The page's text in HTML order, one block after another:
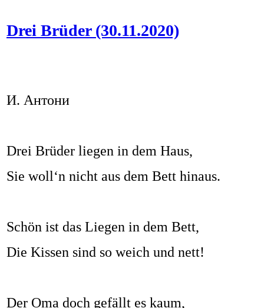
Drei Brüder (30.11.2020)
И. Антони
Drei Brüder liegen in dem Haus,
Sie woll‘n nicht aus dem Bett hinaus.
Schön ist das Liegen in dem Bett,
Die Kissen sind so weich und nett!
Der Oma doch gefällt es kaum,